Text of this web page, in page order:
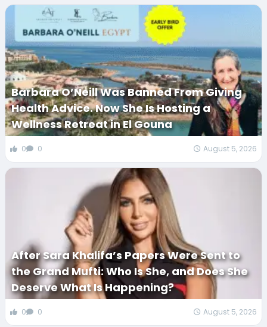
Barbara O’Neill Was Banned From Giving
Health Advice. Now She Is Hosting a
Wellness Retreat in El Gouna
0 0 August 5, 2026
After Sara Khalifa’s Papers Were Sent to
the Grand Mufti: Who Is She, and Does She
Deserve What Is Happening?
0 0 August 5, 2026